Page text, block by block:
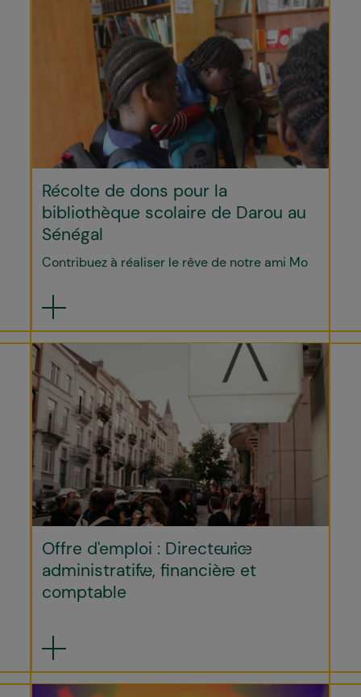
Récolte de dons pour la
bibliothèque scolaire de Darou au
Sénégal
Contribuez à réaliser le rêve de notre ami Mo
Offre d'emploi : Directeur·ice
administratif·ve, financièr·e et
comptable